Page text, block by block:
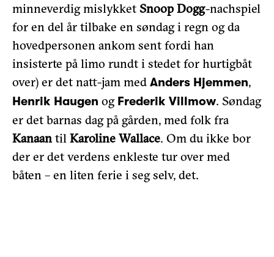
minneverdig mislykket Snoop Dogg-nachspiel
for en del år tilbake en søndag i regn og da
hovedpersonen ankom sent fordi han
insisterte på limo rundt i stedet for hurtigbåt
over) er det natt-jam med Anders Hjemmen,
Henrik Haugen og Frederik Villmow. Søndag
er det barnas dag på gården, med folk fra
Kanaantil Karoline Wallace. Om du ikke bor
der er det verdens enkleste tur over med
båten – en liten ferie i seg selv, det.